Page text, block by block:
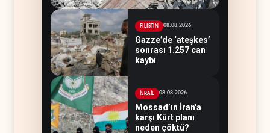
FİLİSTİN 08.08.2026
Gazze’de ‘ateşkes’
sonrası 1.257 can
kaybı
İSRAİL 08.08.2026
Mossad’ın İran'a
karşı Kürt planı
neden çöktü?